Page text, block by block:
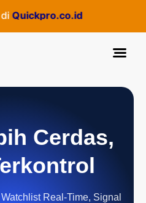
Quickpro.co.id
Cerdas,
Real-Time, Signal